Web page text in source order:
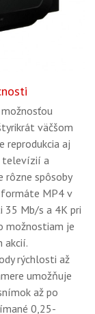
väčšom
reprodukcia aj
televízií a
rôzne spôsoby
formáte MP4 v
35 Mb/s a 4K pri
možnostiam je
akcií.
rýchlosti až
umožňuje
až po
0,25-